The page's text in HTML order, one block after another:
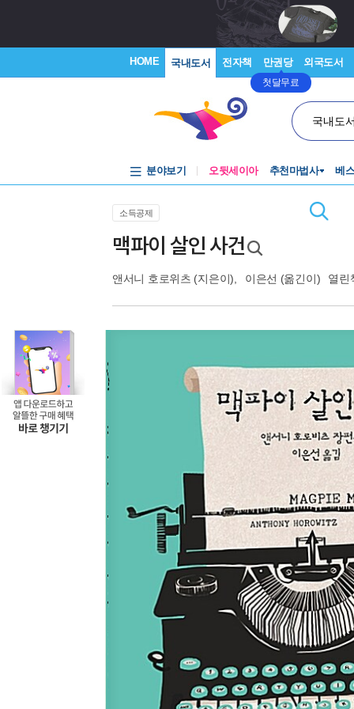
HOME 국내도서 전자책 만권당
첫달무료
외국도서
국내도
분야보기 오뒷세이아 추천마법사 베
소득공제
맥파이 살인 사건
앤서니 호로위츠 (지은이), 이은선 (옮긴이) 열린